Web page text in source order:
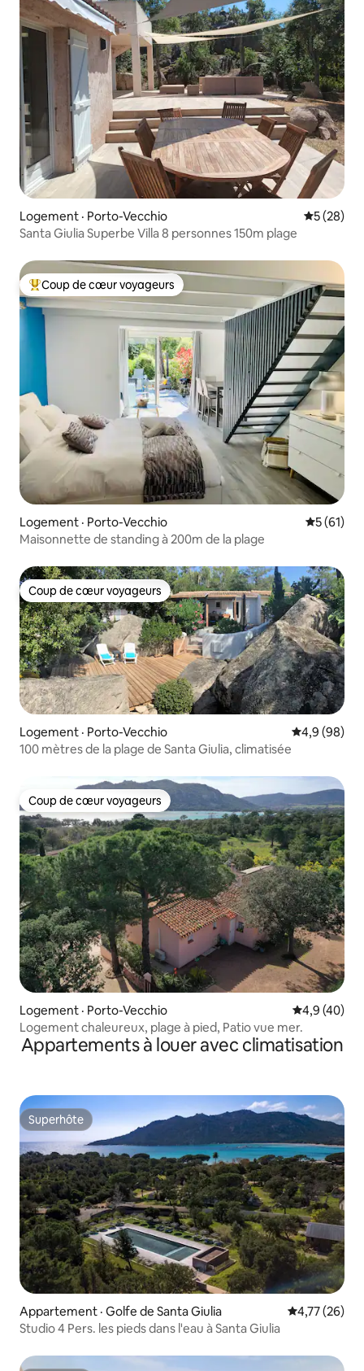
Logement · Porto-Vecchio Note
5 (28)
Santa Giulia Superbe Villa 8 personnes 150m plage
Coup de cœur voyageurs parmi les plus aimés
Coup de cœur voyageurs
Logement · Porto-Vecchio Note
5 (61)
Maisonnette de standing à 200m de la plage
Coup de cœur voyageurs
Coup de cœur voyageurs
Logement · Porto-Vecchio Note
4,9 (98)
100 mètres de la plage de Santa Giulia, climatisée
Coup de cœur voyageurs
Coup de cœur voyageurs
Logement · Porto-Vecchio Note
4,9 (40)
Logement chaleureux, plage à pied, Patio vue mer.
Appartements à louer avec climatisation
Superhôte
Superhôte
Appartement · Golfe de Santa Giulia Note
4,77 (26)
Studio 4 Pers. les pieds dans l'eau à Santa Giulia